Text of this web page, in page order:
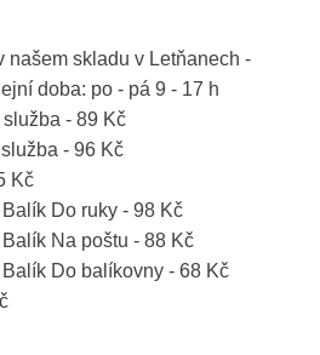
našem skladu v Letňanech -
doba: po - pá 9 - 17 h
- 89 Kč
- 96 Kč
Kč
Do ruky - 98 Kč
Na poštu - 88 Kč
Do balíkovny - 68 Kč